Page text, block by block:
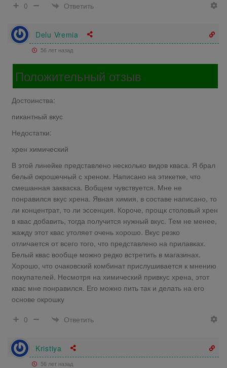
0 Ответить
Delu Vremia
56 лет назад
Положительный отзыв
Достоинства:
пикантный вкус
Недостатки:
хрен химический
В этой линейке представлено несколько видов кваса. Я брал
белый окрошечный с хреном. Написано на этикетке, что
смешанная закваска. Вобщем чувствуется. Мне не
понравился вкус хрена. Явная химия, в составе написано, то
ли концентрат, то ли эссенция. Короче, прощк столовый хрен
в квас добавить, тогда получится нужный вкус. Тем не менее,
жажду этот квас утоляет очень хорошо. Вкус резко
отличается от всего того, что представлено на прилавках.
Белый квас вообще можно редко встретить в магазинах.
Хорошо, что очаковский комбинат прислушивается к мнению
покупателей. Несмотря на химический привкус хрена, этот
квас мне понравился. Его можно пить так и делать на его
основе окрошку
0
Ответить
Kristiya
56 лет назад